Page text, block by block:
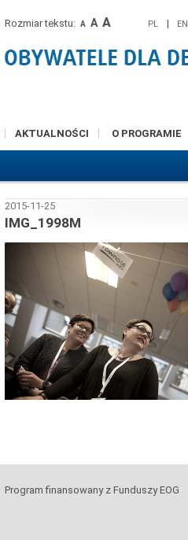
Rozmiar tekstu: A A A PL | EN
AKTUALNOŚCI O PROGRAMIE
2015-11-25
IMG_1998M
Program finansowany z Funduszy EOG